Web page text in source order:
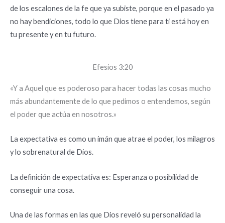
de los escalones de la fe que ya subiste, porque en el pasado ya
no hay bendiciones, todo lo que Dios tiene para ti está hoy en
tu presente y en tu futuro.
Efesios 3:20
«Y a Aquel que es poderoso para hacer todas las cosas mucho
más abundantemente de lo que pedimos o entendemos, según
el poder que actúa en nosotros.»
La expectativa es como un imán que atrae el poder, los milagros
y lo sobrenatural de Dios.
La definición de expectativa es: Esperanza o posibilidad de
conseguir una cosa.
Una de las formas en las que Dios reveló su personalidad la